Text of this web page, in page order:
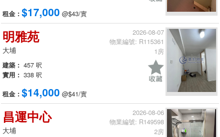
租金： $17,000 @$43/實
明雅苑
大埔
建築： 457 呎
實用： 338 呎
租金： $14,000 @$41/實
2026-08-07
物業編號: R115361
1房
昌運中心
大埔
2026-08-06
物業編號: R149598
2房